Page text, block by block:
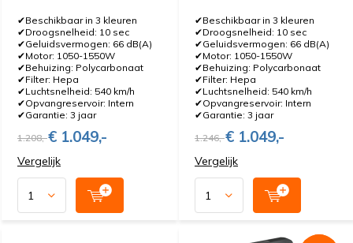
✔Beschikbaar in 3 kleuren
✔Droogsnelheid: 10 sec
✔Geluidsvermogen: 66 dB(A)
✔Motor: 1050-1550W
✔Behuizing: Polycarbonaat
✔Filter: Hepa
✔Luchtsnelheid: 540 km/h
✔Opvangreservoir: Intern
✔Garantie: 3 jaar
1.208,-€ 1.049,-
Vergelijk
✔Beschikbaar in 3 kleuren
✔Droogsnelheid: 10 sec
✔Geluidsvermogen: 66 dB(A)
✔Motor: 1050-1550W
✔Behuizing: Polycarbonaat
✔Filter: Hepa
✔Luchtsnelheid: 540 km/h
✔Opvangreservoir: Intern
✔Garantie: 3 jaar
1.246,-€ 1.049,-
Vergelijk